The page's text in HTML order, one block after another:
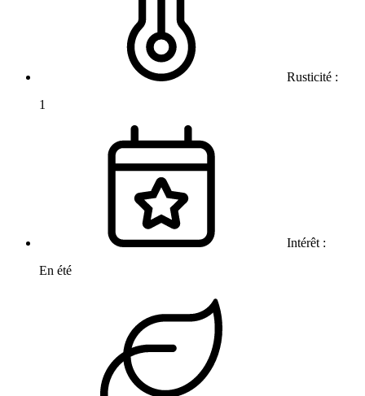
Rusticité :
1
Intérêt :
En été